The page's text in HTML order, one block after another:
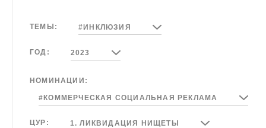
ТЕМЫ: #ИНКЛЮЗИЯ
ГОД: 2023
НОМИНАЦИИ:
#КОММЕРЧЕСКАЯ СОЦИАЛЬНАЯ РЕКЛАМА
ЦУР: 1. ЛИКВИДАЦИЯ НИЩЕТЫ